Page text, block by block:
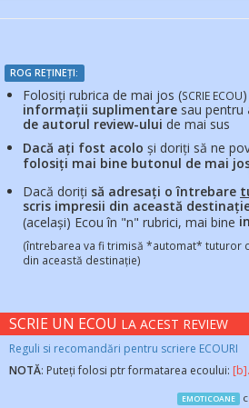
ROG REȚINEȚI:
Folosiți rubrica de mai jos (SCRIE ECOU
informații suplimentare sau pentru
de autorul review-ului de mai sus
Dacă ați fost acolo și doriți să ne
folosiți mai bine butonul de mai
Dacă doriți să adresați o întrebare
scris impresii din această
(același) Ecou în "n" rubrici, mai bine
(întrebarea va fi trimisă *automat* tuturor
din această destinație)
SCRIE UN ECOU LA ACEST REVIEW
Reguli si recomandări pentru scriere ECOURI
NOTĂ: Puteți folosi ptr formatarea ecoului:
EMOTICOANE